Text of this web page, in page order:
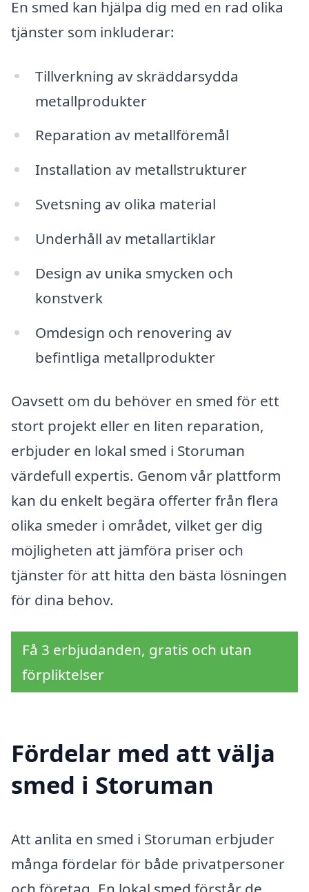
En smed kan hjälpa dig med en rad olika
tjänster som inkluderar:
Tillverkning av skräddarsydda
metallprodukter
Reparation av metallföremål
Installation av metallstrukturer
Svetsning av olika material
Underhåll av metallartiklar
Design av unika smycken och
konstverk
Omdesign och renovering av
befintliga metallprodukter
Oavsett om du behöver en smed för ett
stort projekt eller en liten reparation,
erbjuder en lokal smed i Storuman
värdefull expertis. Genom vår plattform
kan du enkelt begära offerter från flera
olika smeder i området, vilket ger dig
möjligheten att jämföra priser och
tjänster för att hitta den bästa lösningen
för dina behov.
Få 3 erbjudanden, gratis och utan
förpliktelser
Fördelar med att välja
smed i Storuman
Att anlita en smed i Storuman erbjuder
många fördelar för både privatpersoner